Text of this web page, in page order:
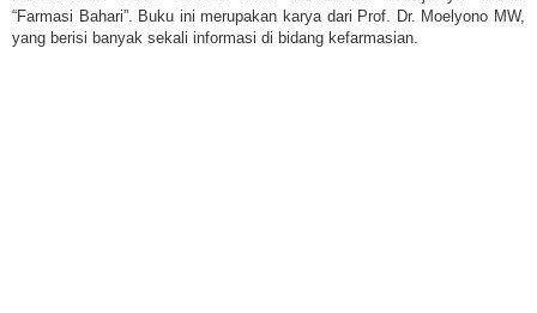
“Farmasi Bahari”. Buku ini merupakan karya dari Prof. Dr. Moelyono MW,
yang berisi banyak sekali informasi di bidang kefarmasian.